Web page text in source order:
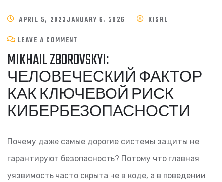
APRIL 5, 2023JANUARY 6, 2026
KISRL
LEAVE A COMMENT
MIKHAIL ZBOROVSKYI:
ЧЕЛОВЕЧЕСКИЙ ФАКТОР
КАК КЛЮЧЕВОЙ РИСК
КИБЕРБЕЗОПАСНОСТИ
Почему даже самые дорогие системы защиты не
гарантируют безопасность? Потому что главная
уязвимость часто скрыта не в коде, а в поведении